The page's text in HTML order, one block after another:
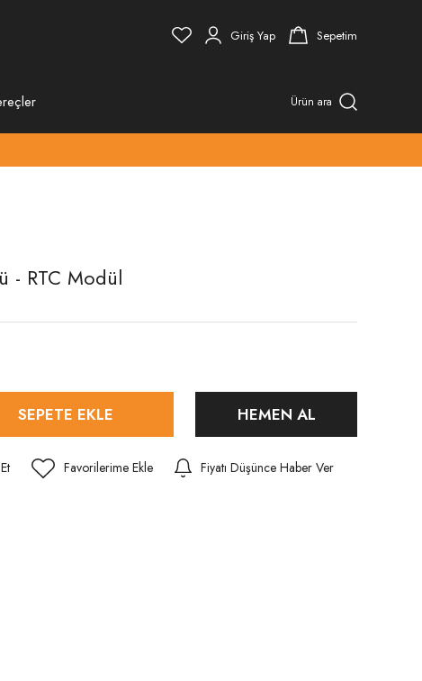
Giriş Yap Sepetim
Ürün ara
- RTC Modül
SEPETE EKLE HEMEN AL
Fiyatı Düşünce Haber Ver